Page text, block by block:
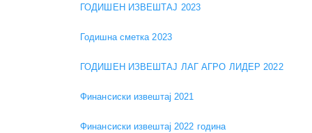
ГОДИШЕН ИЗВЕШТАЈ 2023
Годишна сметка 2023
ГОДИШЕН ИЗВЕШТАЈ ЛАГ АГРО ЛИДЕР 2022
Финансиски извештај 2021
Финансиски извештај 2022 година